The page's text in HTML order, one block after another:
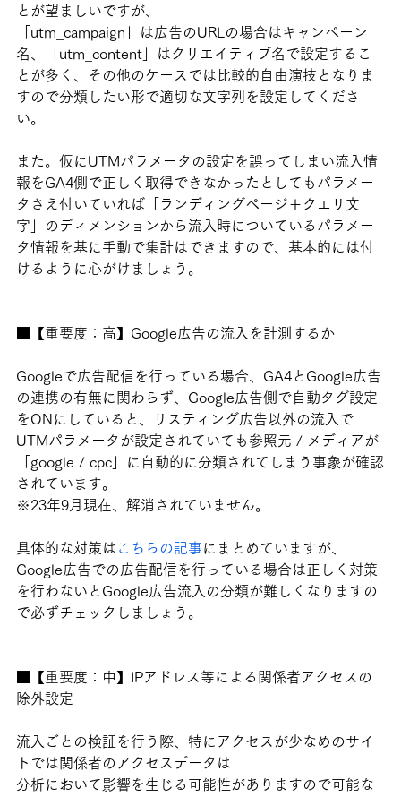
とが望ましいですが、
「utm_campaign」は広告のURLの場合はキャンペーン
名、「utm_content」はクリエイティブ名で設定するこ
とが多く、その他のケースでは比較的自由演技となりま
すので分類したい形で適切な文字列を設定してくださ
い。
また。仮にUTMパラメータの設定を誤ってしまい流入情
報をGA4側で正しく取得できなかったとしてもパラメー
タさえ付いていれば「ランディングページ＋クエリ文
字」のディメンションから流入時についているパラメー
タ情報を基に手動で集計はできますので、基本的には付
けるように心がけましょう。
■【重要度：高】Google広告の流入を計測するか
Googleで広告配信を行っている場合、GA4とGoogle広告
の連携の有無に関わらず、Google広告側で自動タグ設定
をONにしていると、リスティング広告以外の流入で
UTMパラメータが設定されていても参照元 / メディアが
「google / cpc」に自動的に分類されてしまう事象が確認
されています。
※23年9月現在、解消されていません。
具体的な対策は こちらの記事にまとめていますが、
Google広告での広告配信を行っている場合は正しく対策
を行わないとGoogle広告流入の分類が難しくなりますの
で必ずチェックしましょう。
■【重要度：中】IPアドレス等による関係者アクセスの
除外設定
流入ごとの検証を行う際、特にアクセスが少なめのサイ
トでは関係者のアクセスデータは
分析において影響を生じる可能性がありますので可能な